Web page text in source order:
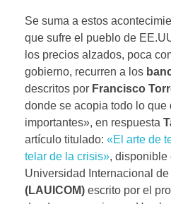
Se suma a estos
que sufre el pueblo de
los precios alzados, poca
gobierno, recurren a los
descritos por Francisco
donde se acopia todo lo
importantes», en respuesta
artículo titulado: «El arte de
telar de la crisis», disponible
Universidad Internacional
(LAUICOM) escrito por el